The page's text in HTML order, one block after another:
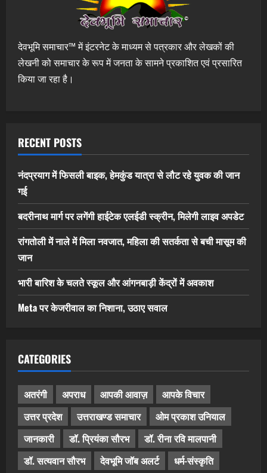
देवभूमि समाचार™ में इंटरनेट के माध्यम से पत्रकार और लेखकों की
लेखनी को समाचार के रूप में जनता के सामने प्रकाशित एवं प्रसारित
किया जा रहा है।
RECENT POSTS
नंदप्रयाग में फिसली बाइक, हेमकुंड यात्रा से लौट रहे युवक की जान
गई
बदरीनाथ मार्ग पर लगेंगी हाईटेक एलईडी स्क्रीन, मिलेगी लाइव अपडेट
रांगतोली में नाले में मिला नवजात, महिला की सतर्कता से बची मासूम की
जान
भारी बारिश के चलते स्कूल और आंगनबाड़ी केंद्रों में अवकाश
Meta पर केजरीवाल का निशाना, उठाए सवाल
CATEGORIES
अतरंगी अपराध आपकी आवाज़
आपके विचार
उत्तर प्रदेश
उत्तराखण्ड समाचार
ओम प्रकाश उनियाल
जानकारी
डॉ. प्रियंका सौरभ
डॉ. रीना रवि मालपानी
डॉ. सत्यवान सौरभ
देवभूमि जॉब अलर्ट धर्म-संस्कृति